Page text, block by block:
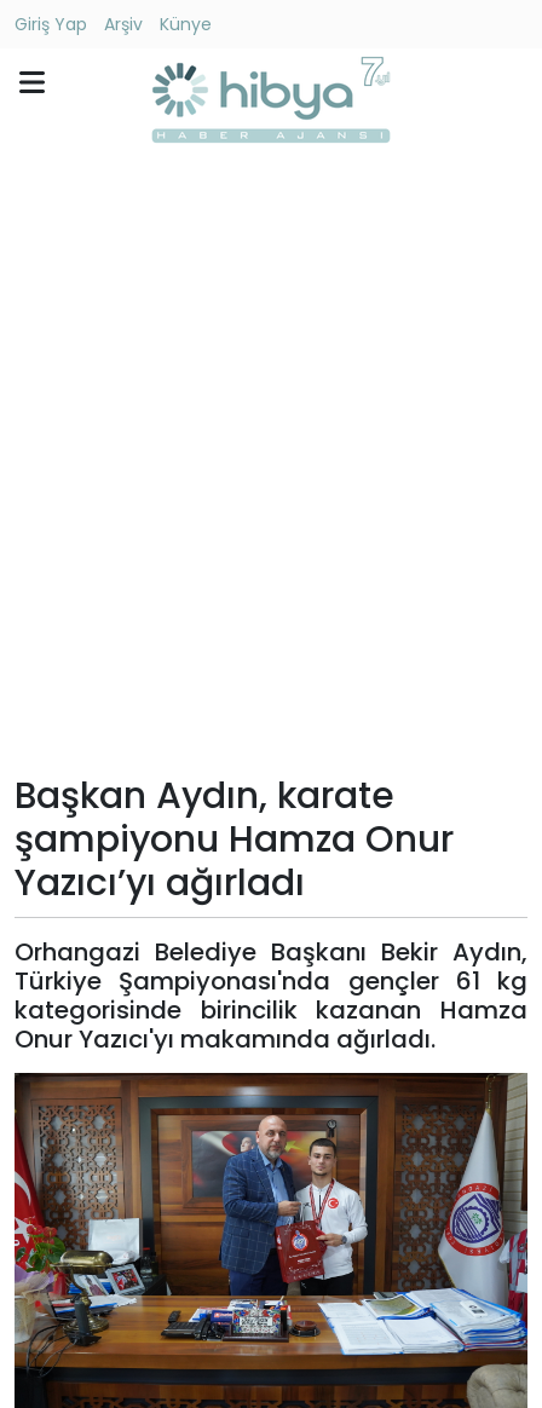
Giriş Yap Arşiv
Künye
Künye
Giriş
Yap
Başkan Aydın, karate
şampiyonu Hamza Onur
Yazıcı’yı ağırladı
Orhangazi Belediye Başkanı Bekir Aydın,
Türkiye Şampiyonası'nda gençler 61 kg
kategorisinde birincilik kazanan Hamza
Onur Yazıcı'yı makamında ağırladı.